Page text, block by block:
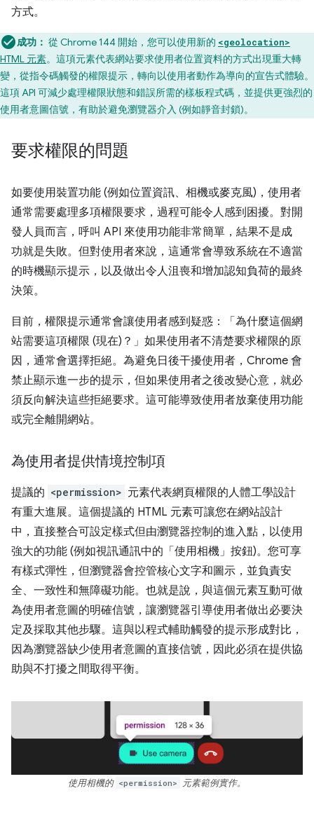
方式。
成功： 從 Chrome 144 開始，您可以使用新的 <geolocation>
HTML 元素。這項元素代表網站要求使用者位置資料的方式出現重大轉
變，從指令碼觸發的權限提示，轉向以使用者動作為導向的宣告式體驗。
這項 API 可減少處理權限狀態和錯誤所需的樣板程式碼，並提供更強烈的
使用者意圖信號，有助於避免瀏覽器介入 (例如靜音封鎖)。
要求權限的問題
如要使用裝置功能 (例如位置資訊、相機或麥克風)，使用者
通常需要處理多項權限要求，過程可能令人感到困擾。對開
發人員而言，呼叫 API 來使用功能非常簡單，結果不是成
功就是失敗。但對使用者來說，這通常會導致系統在不適當
的時機顯示提示，以及做出令人沮喪和增加認知負荷的最終
決策。
目前，權限提示通常會讓使用者感到疑惑：「為什麼這個網
站需要這項權限 (現在)？」如果使用者不清楚要求權限的原
因，通常會選擇拒絕。為避免日後干擾使用者，Chrome 會
禁止顯示進一步的提示，但如果使用者之後改變心意，就必
須反向解決這些拒絕要求。這可能導致使用者放棄使用功能
或完全離開網站。
為使用者提供情境控制項
提議的 <permission> 元素代表網頁權限的人體工學設計
有重大進展。這個提議的 HTML 元素可讓您在網站設計
中，直接整合可設定樣式但由瀏覽器控制的進入點，以使用
強大的功能 (例如視訊通訊中的「使用相機」按鈕)。您可享
有樣式彈性，但瀏覽器會控管核心文字和圖示，並負責安
全、一致性和無障礙功能。也就是說，與這個元素互動可做
為使用者意圖的明確信號，讓瀏覽器引導使用者做出必要決
定及採取其他步驟。這與以程式輔助觸發的提示形成對比，
因為瀏覽器缺少使用者意圖的直接信號，因此必須在提供協
助與不打擾之間取得平衡。
使用相機的 <permission> 元素範例實作。